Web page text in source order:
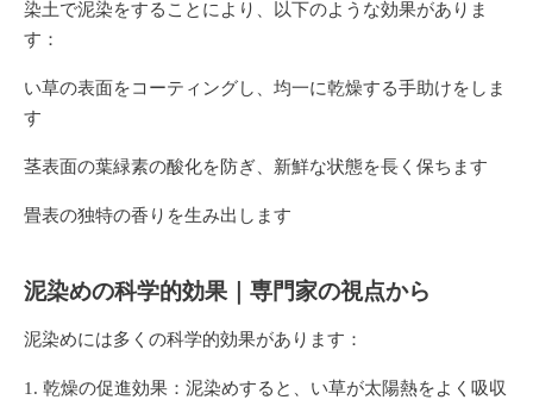
染土で泥染をすることにより、以下のような効果がありま
す：
い草の表面をコーティングし、均一に乾燥する手助けをしま
す
茎表面の葉緑素の酸化を防ぎ、新鮮な状態を長く保ちます
畳表の独特の香りを生み出します
泥染めの科学的効果｜専門家の視点から
泥染めには多くの科学的効果があります：
乾燥の促進効果 ：泥染めすると、い草が太陽熱をよく吸収